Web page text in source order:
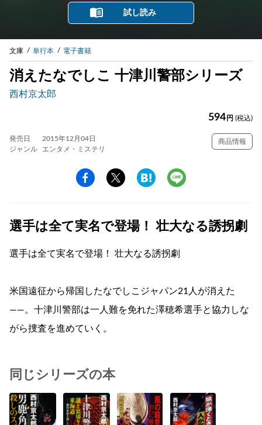
試し読み
文庫 単行本 電子書籍
消えたなでしこ 十津川警部シリーズ
西村京太郎
594 円 (税込)
発売日
2015年12月04日
ジャンル
エンタメ・ミステリ
商品情報
選手は全て実名で登場！ 壮大なる誘拐劇
選手は全て実名で登場！ 壮大なる誘拐劇
米国遠征から帰国したなでしこジャパン21人が消えた
――。十津川警部は一人難を免れた澤穂希選手と協力しな
がら捜査を進めていく。
同じシリーズの本